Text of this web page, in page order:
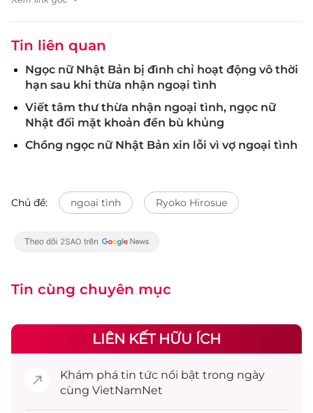
Tin liên quan
Ngọc nữ Nhật Bản bị đình chỉ hoạt động vô thời
hạn sau khi thừa nhận ngoại tình
Viết tâm thư thừa nhận ngoại tình, ngọc nữ
Nhật đối mặt khoản đền bù khủng
Chồng ngọc nữ Nhật Bản xin lỗi vì vợ ngoại tình
Chủ đề: ngoại tình Ryoko Hirosue
Tin cùng chuyên mục
LIÊN KẾT HỮU ÍCH
Khám phá tin tức nổi bật trong ngày
cùng VietNamNet